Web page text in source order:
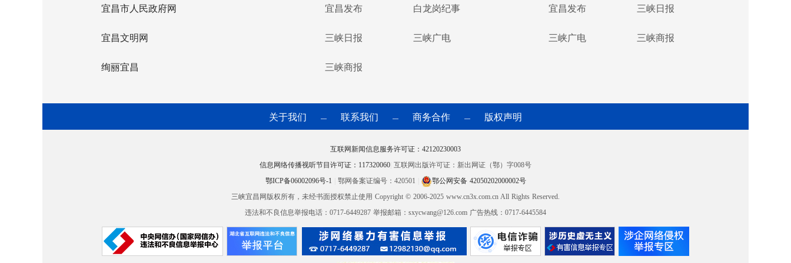
宜昌市人民政府网
宜昌文明网
绚丽宜昌
宜昌发布 白龙岗纪事
三峡日报 三峡广电
三峡商报
宜昌发布 三峡日报
三峡广电 三峡商报
关于我们 — 联系我们 — 商务合作 — 版权声明
互联网新闻信息服务许可证：42120230003
信息网络传播视听节目许可证：117320060 互联网出版许可证：新出网证（鄂）字008号
鄂ICP备06002096号-1
鄂网备案证编号：420501
鄂公网安备 42050202000002号
三峡宜昌网版权所有，未经书面授权禁止使用 Copyright © 2006-2025 www.cn3x.com.cn All Rights Reserved.
违法和不良信息举报电话：0717-6449287 举报邮箱：sxycwang@126.com 广告热线：0717-6445584